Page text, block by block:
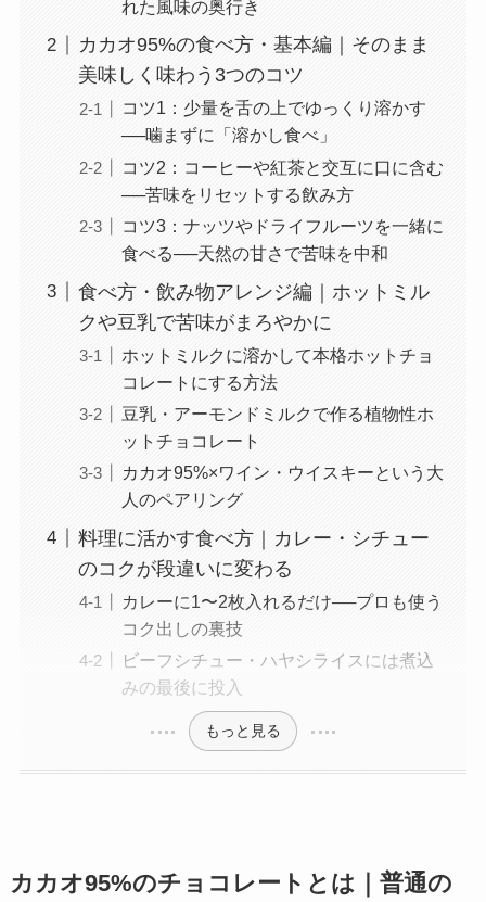
れた風味の奥行き
カカオ95%の食べ方・基本編｜そのまま
美味しく味わう3つのコツ
コツ1：少量を舌の上でゆっくり溶かす
──噛まずに「溶かし食べ」
コツ2：コーヒーや紅茶と交互に口に含む
──苦味をリセットする飲み方
コツ3：ナッツやドライフルーツを一緒に
食べる──天然の甘さで苦味を中和
食べ方・飲み物アレンジ編｜ホットミル
クや豆乳で苦味がまろやかに
ホットミルクに溶かして本格ホットチョ
コレートにする方法
豆乳・アーモンドミルクで作る植物性ホ
ットチョコレート
カカオ95%×ワイン・ウイスキーという大
人のペアリング
料理に活かす食べ方｜カレー・シチュー
のコクが段違いに変わる
カレーに1〜2枚入れるだけ──プロも使う
コク出しの裏技
ビーフシチュー・ハヤシライスには煮込
みの最後に投入
もっと見る
カカオ95%のチョコレートとは｜普通の